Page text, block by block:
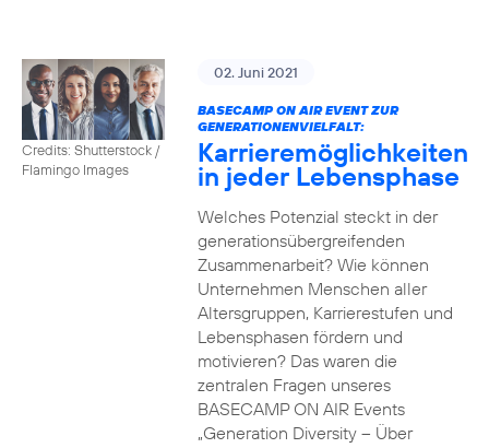
Credits: Shutterstock /
Flamingo Images
02. Juni 2021
BASECAMP ON AIR EVENT ZUR
GENERATIONENVIELFALT:
Karrieremöglichkeiten
in jeder Lebensphase
Welches Potenzial steckt in der
generationsübergreifenden
Zusammenarbeit? Wie können
Unternehmen Menschen aller
Altersgruppen, Karrierestufen und
Lebensphasen fördern und
motivieren? Das waren die
zentralen Fragen unseres
BASECAMP ON AIR Events
„Generation Diversity – Über